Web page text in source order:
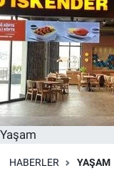
Yaşam
HABERLER YAŞAM